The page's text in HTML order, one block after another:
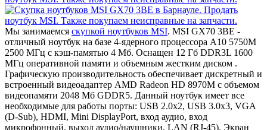
Мы занимаемся скупкой ноутбуков MSI. MSI GX70 3BE -
отличный ноутбук на базе 4-ядерного процессора A10 5750M
2500 МГц с кэш-памятью 4 Мб. Оснащен 12 Гб DDR3L 1600
МГц оперативной памяти и объемным жестким диском .
Графическую производительность обеспечивает дискретный и
встроенный видеоадаптер AMD Radeon HD 8970M с объемом
видеопамяти 2048 Мб GDDR5. Данный ноутбук имеет все
необходимые для работы порты: USB 2.0x2, USB 3.0x3, VGA
(D-Sub), HDMI, Mini DisplayPort, вход аудио, вход
микрофонный, выход аудио/наушники, LAN (RJ-45). Экран